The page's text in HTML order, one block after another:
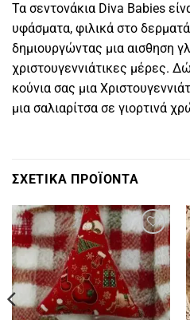
Τα σεντονάκια Diva Babies
υφάσματα, φιλικά στο
δημιουργώντας μια αισθηση
χριστουγεννιάτικες μέρες.
κούνια σας μια
μια σαλιαρίτσα σε γιορτινά
ΣΧΕΤΙΚΆ ΠΡΟΪΌΝΤΑ
Πρόσθήκη
στην
λίστα
επιθυμιών